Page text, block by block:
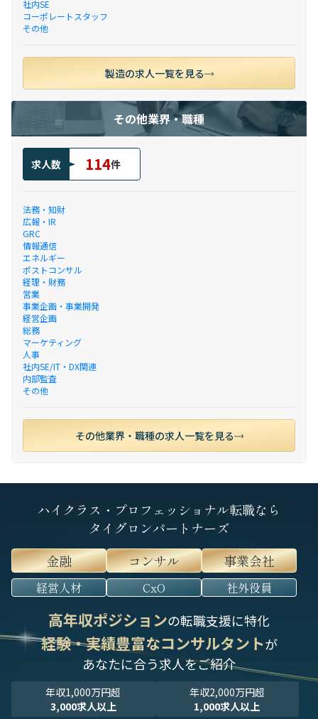
社内SE
コーポレートスタッフ
その他
製造の求人一覧を見る
その他業界・職種
求人数 114件
法務・知財
広報・IR
GRC
情報通信
エネルギー
ポストコンサル
経理・財務
営業
事業企画・事業開発
経営企画
総務
マーケティング
人事
社内SE/IT・DX関連
内部監査
その他
その他業界・職種の求人一覧を見る
ハイクラス・プロフェッショナル転職なら
タイグロンパートナーズ
金融
コンサル 事業会社
経営人材 CxO 社外役員
高年収ポジションの転職支援に特化
経験・実績豊富なコンサルタントが
あなたに合う求人をご紹介
年収1,000万円超
3,000求人以上
年収2,000万円超
1,000求人以上